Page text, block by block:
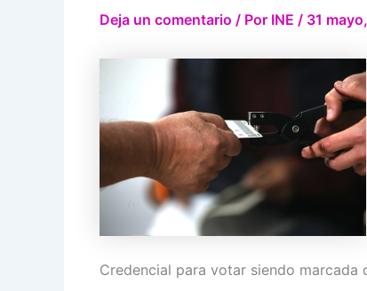
Deja un comentario / Por INE / 31
Credencial para votar siendo marcada